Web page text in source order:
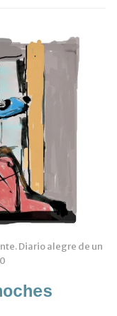
Diario alegre de un